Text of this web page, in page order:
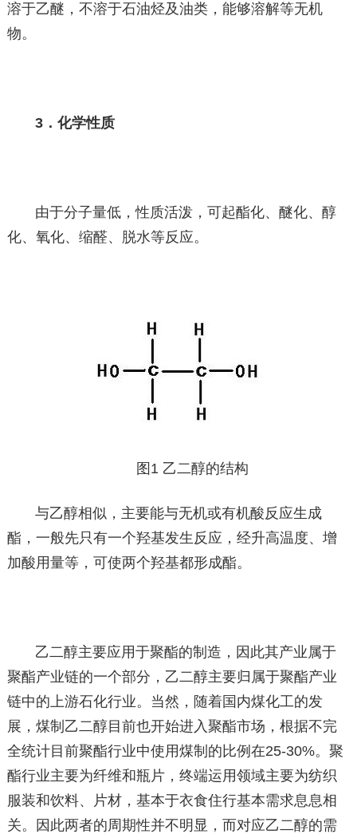
溶于乙醚，不溶于石油烃及油类，能够溶解等无机
物。
3．化学性质
由于分子量低，性质活泼，可起酯化、醚化、醇
化、氧化、缩醛、脱水等反应。
图1 乙二醇的结构
与乙醇相似，主要能与无机或有机酸反应生成
酯，一般先只有一个羟基发生反应，经升高温度、增
加酸用量等，可使两个羟基都形成酯。
乙二醇主要应用于聚酯的制造，因此其产业属于
聚酯产业链的一个部分，乙二醇主要归属于聚酯产业
链中的上游石化行业。当然，随着国内煤化工的发
展，煤制乙二醇目前也开始进入聚酯市场，根据不完
全统计目前聚酯行业中使用煤制的比例在25-30%。聚
酯行业主要为纤维和瓶片，终端运用领域主要为纺织
服装和饮料、片材，基本于衣食住行基本需求息息相
关。因此两者的周期性并不明显，而对应乙二醇的需